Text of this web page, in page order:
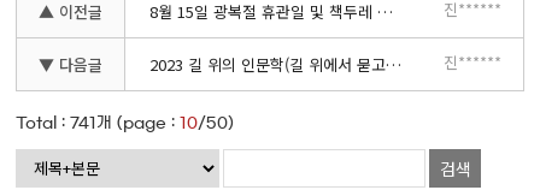
▲ 이전글 8월 15일 광복절 휴관일 및 책두레 배송 안내 진******
▼ 다음글 2023 길 위의 인문학(길 위에서 묻고 답하다) 수강생 모집 진******
Total :741 개 (page :10/50)
검색